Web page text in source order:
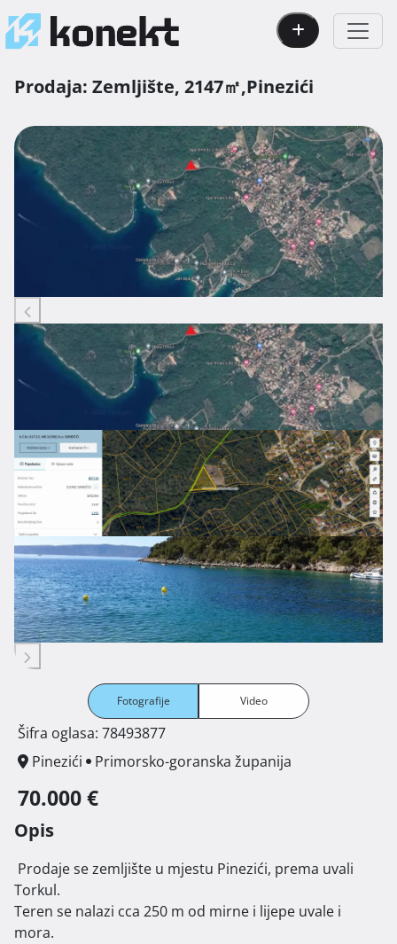
Prodaja: Zemljište, 2147㎡,Pinezići
Fotografije Video
Šifra oglasa: 78493877
Pinezići
Primorsko-goranska županija
70.000 €
Opis
Torkul.
Teren se nalazi cca 250 m od mirne i lijepe uvale i
mora.